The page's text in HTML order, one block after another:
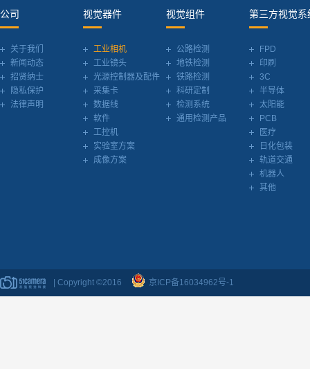
公司
关于我们
新闻动态
招贤纳士
隐私保护
法律声明
视觉器件
工业相机
工业镜头
光源控制器及配件
采集卡
数据线
软件
工控机
实验室方案
成像方案
视觉组件
公路检测
地铁检测
铁路检测
科研定制
检测系统
通用检测产品
第三方视觉系
FPD
印刷
3C
半导体
太阳能
PCB
医疗
日化包装
轨道交通
机器人
其他
| Copyright ©2016 京ICP备16034962号-1